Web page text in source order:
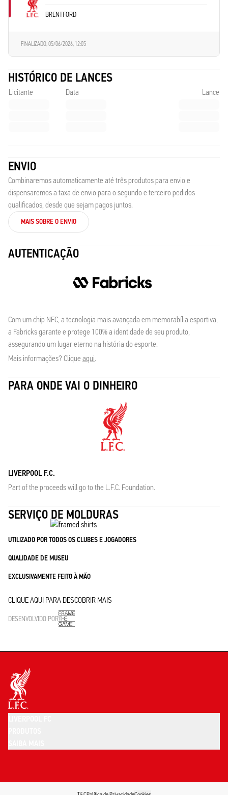
BRENTFORD
FINALIZADO,05/06/2026, 12:05
HISTÓRICO DE LANCES
Licitante Data Lance
ENVIO
Combinaremos automaticamente até três produtos para envio e
dispensaremos a taxa de envio para o segundo e terceiro pedidos
qualificados, desde que sejam pagos juntos.
MAIS SOBRE O ENVIO
AUTENTICAÇÃO
Com um chip NFC, a tecnologia mais avançada em memorabília esportiva,
a Fabricks garante e protege 100% a identidade de seu produto,
assegurando um lugar eterno na história do esporte.
Mais informações? Clique aqui.
PARA ONDE VAI O DINHEIRO
LIVERPOOL F.C.
Part of the proceeds will go to the L.F.C. Foundation.
SERVIÇO DE MOLDURAS
UTILIZADO POR TODOS OS CLUBES E JOGADORES
QUALIDADE DE MUSEU
EXCLUSIVAMENTE FEITO À MÃO
CLIQUE AQUI PARA DESCOBRIR MAIS
DESENVOLVIDO POR